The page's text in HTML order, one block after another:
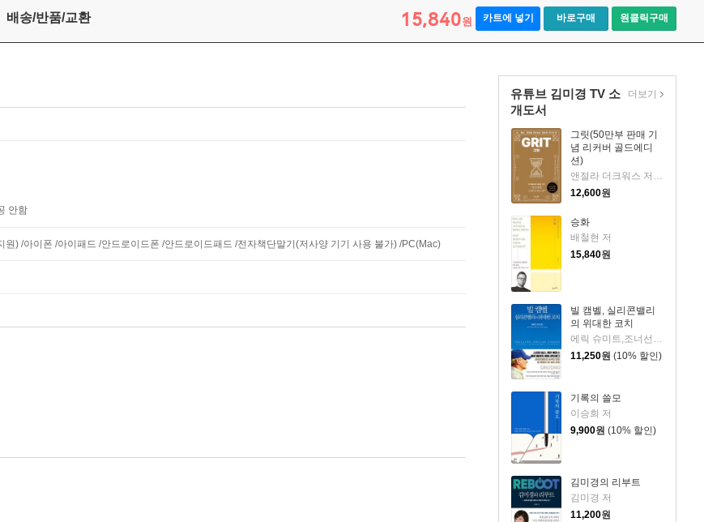
배송/반품/교환 15,840원 카트에 넣기 바로구매 원클릭구매
유튜브 김미경 TV 소
개도서
그릿(50만부 판매 기
념 리커버 골드에디
션)
앤절라 더크워스 저/김미정 역
12,600원
승화
배철현 저
15,840원
빌 캠벨, 실리콘밸리
의 위대한 코치
11,250원 (10% 할인)
기록의 쓸모
이승희 저
9,900원 (10% 할인)
김미경의 리부트
김미경 저
11,200원
더보기
안함
원) /아이폰 /아이패드 /안드로이드폰 /안드로이드패드 /전자책단말기(저사양 기기 사용 불가) /PC(Mac)